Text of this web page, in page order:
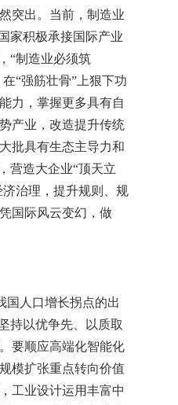
突出。当前，制造业
家积极承接国际产业
“制造业必须筑
“强筋壮骨”上狠下功
力，掌握更多具有自
产业，改造提升传统
批具有生态主导力和
营造大企业“顶天立
治理，提升规则、规
国际风云变幻，做
国人口增长拐点的出
持以优争先、以质取
要顺应高端化智能化
模扩张重点转向价值
工业设计运用丰富中